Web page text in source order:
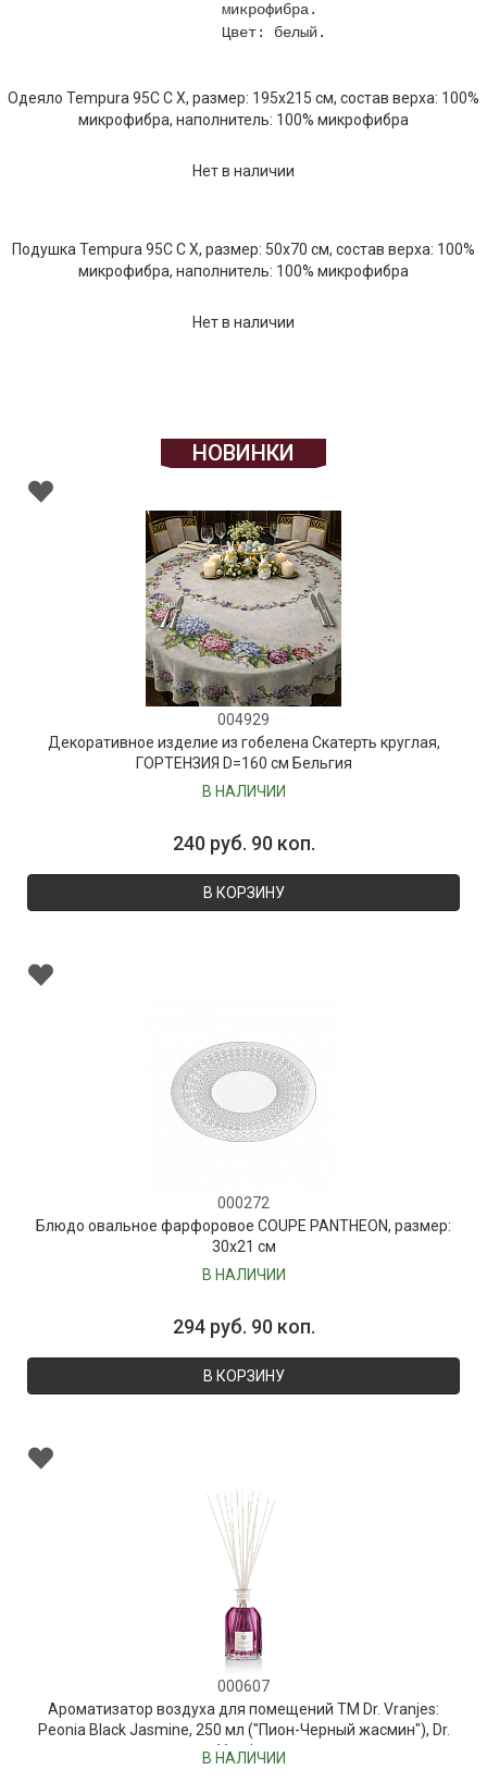
микрофибра.
Цвет: белый.
Одеяло Tempura 95C C X, размер: 195х215 см, состав верха: 100%
микрофибра, наполнитель: 100% микрофибра
Нет в наличии
Подушка Tempura 95C C X, размер: 50х70 см, состав верха: 100%
микрофибра, наполнитель: 100% микрофибра
Нет в наличии
НОВИНКИ
004929
Декоративное изделие из гобелена Скатерть круглая,
ГОРТЕНЗИЯ D=160 см Бельгия
В НАЛИЧИИ
240 руб. 90 коп.
В КОРЗИНУ
000272
Блюдо овальное фарфоровое COUPE PANTHEON, размер:
30х21 см
В НАЛИЧИИ
294 руб. 90 коп.
В КОРЗИНУ
000607
Ароматизатор воздуха для помещений ТМ Dr. Vranjes:
Peonia Black Jasmine, 250 мл ("Пион-Черный жасмин"), Dr.
Vranjes
В НАЛИЧИИ